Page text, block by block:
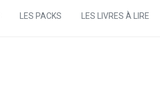
LES PACKS LES LIVRES À LIRE